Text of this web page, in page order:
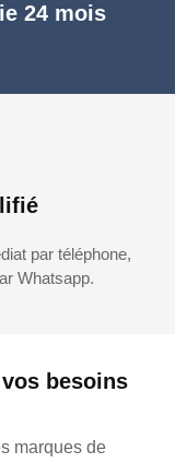
besoins
marques de
24 mois
par téléphone,
Whatsapp.